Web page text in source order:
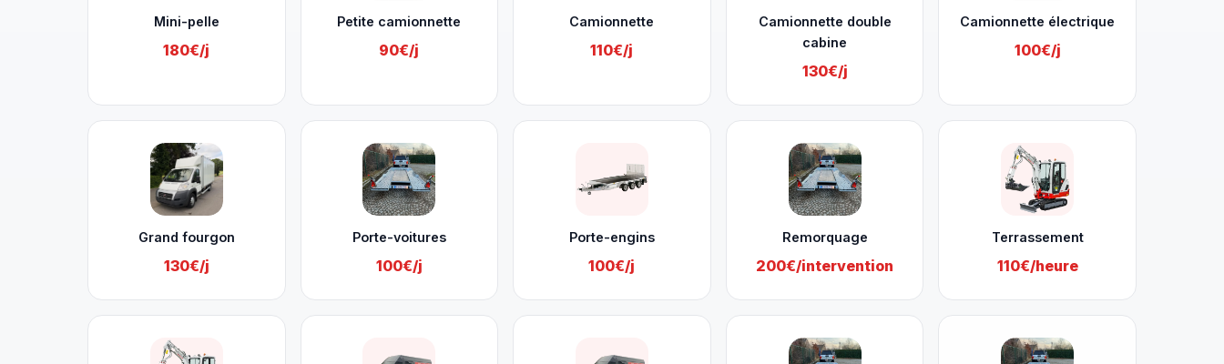
Mini-pelle
180€/j
Petite camionnette
90€/j
Camionnette
110€/j
Camionnette double
cabine
130€/j
Camionnette électrique
100€/j
Grand fourgon
130€/j
Porte-voitures
100€/j
Porte-engins
100€/j
Remorquage
200€/intervention
Terrassement
110€/heure